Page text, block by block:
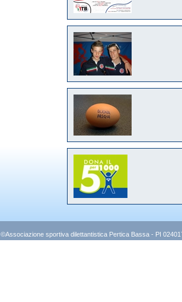
©Associazione sportiva dilettantistica Pertica Bassa - PI